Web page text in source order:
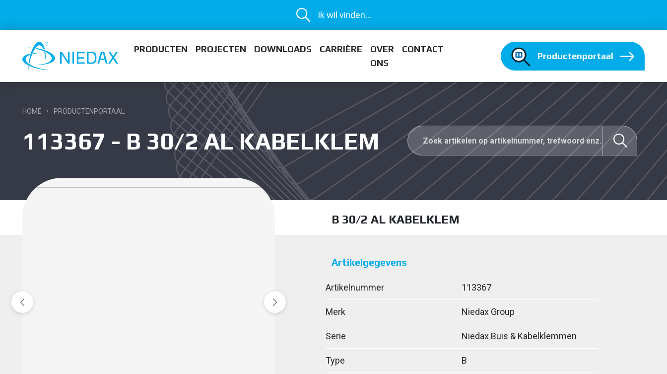
Ik wil vinden...
PRODUCTEN PROJECTEN DOWNLOADS CARRIÈRE
OVER
ONS
CONTACT
Productenportaal
HOME PRODUCTENPORTAAL
113367 - B 30/2 AL KABELKLEM
B 30/2 AL KABELKLEM
Artikelgegevens
Artikelnummer 113367
Merk Niedax Group
Serie Niedax Buis & Kabelklemmen
Type B